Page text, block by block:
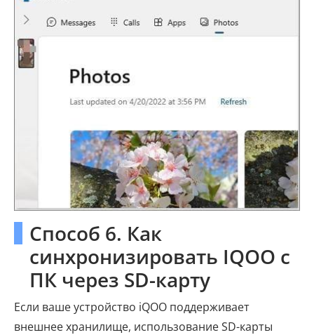
Способ 6. Как
синхронизировать IQOO с
ПК через SD-карту
Если ваше устройство iQOO поддерживает
внешнее хранилище, использование SD-карты